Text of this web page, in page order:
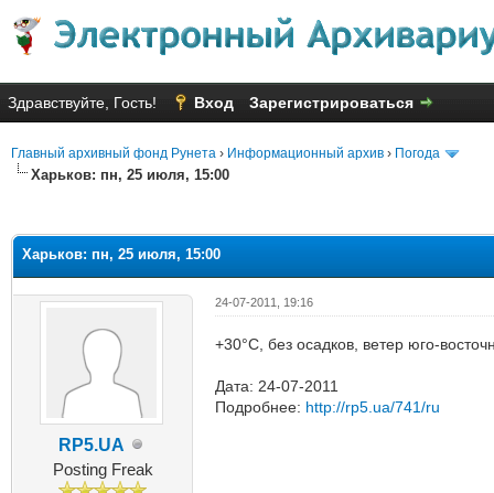
Здравствуйте, Гость! Вход Зарегистрироваться
Главный архивный фонд Рунета › Информационный архив › Погода
Харьков: пн, 25 июля, 15:00
Харьков: пн, 25 июля, 15:00
RP5.UA
Posting Freak
24-07-2011, 19:16
+30°C, без осадков, ветер юго-
Дата: 24-07-2011
Подробнее: http://rp5.ua/741/ru